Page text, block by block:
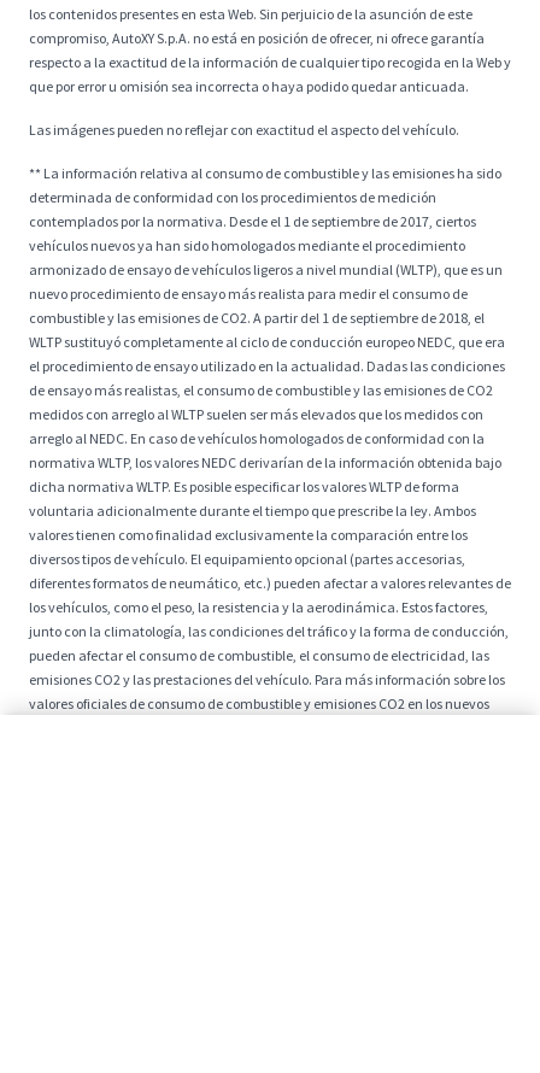
los contenidos presentes en esta Web. Sin perjuicio de la asunción de este
compromiso, AutoXY S.p.A. no está en posición de ofrecer, ni ofrece garantía
respecto a la exactitud de la información de cualquier tipo recogida en la Web y
que por error u omisión sea incorrecta o haya podido quedar anticuada.
Las imágenes pueden no reflejar con exactitud el aspecto del vehículo.
** La información relativa al consumo de combustible y las emisiones ha sido
determinada de conformidad con los procedimientos de medición
contemplados por la normativa. Desde el 1 de septiembre de 2017, ciertos
vehículos nuevos ya han sido homologados mediante el procedimiento
armonizado de ensayo de vehículos ligeros a nivel mundial (WLTP), que es un
nuevo procedimiento de ensayo más realista para medir el consumo de
combustible y las emisiones de CO2. A partir del 1 de septiembre de 2018, el
WLTP sustituyó completamente al ciclo de conducción europeo NEDC, que era
el procedimiento de ensayo utilizado en la actualidad. Dadas las condiciones
de ensayo más realistas, el consumo de combustible y las emisiones de CO2
medidos con arreglo al WLTP suelen ser más elevados que los medidos con
arreglo al NEDC. En caso de vehículos homologados de conformidad con la
normativa WLTP, los valores NEDC derivarían de la información obtenida bajo
dicha normativa WLTP. Es posible especificar los valores WLTP de forma
voluntaria adicionalmente durante el tiempo que prescribe la ley. Ambos
valores tienen como finalidad exclusivamente la comparación entre los
diversos tipos de vehículo. El equipamiento opcional (partes accesorias,
diferentes formatos de neumático, etc.) pueden afectar a valores relevantes de
los vehículos, como el peso, la resistencia y la aerodinámica. Estos factores,
junto con la climatología, las condiciones del tráfico y la forma de conducción,
pueden afectar el consumo de combustible, el consumo de electricidad, las
emisiones CO2 y las prestaciones del vehículo. Para más información sobre los
valores oficiales de consumo de combustible y emisiones CO2 en los nuevos